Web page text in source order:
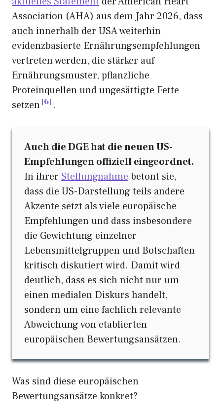
Association (AHA) aus dem Jahr 2026, dass
auch innerhalb der USA weiterhin
evidenzbasierte Ernährungsempfehlungen
vertreten werden, die stärker auf
Ernährungsmuster, pflanzliche
Proteinquellen und ungesättigte Fette
setzen 6 .
Auch die DGE hat die neuen US-
Empfehlungen offiziell eingeordnet.
In ihrer Stellungnahme betont sie,
dass die US-Darstellung teils andere
Akzente setzt als viele europäische
Empfehlungen und dass insbesondere
die Gewichtung einzelner
Lebensmittelgruppen und Botschaften
kritisch diskutiert wird. Damit wird
deutlich, dass es sich nicht nur um
einen medialen Diskurs handelt,
sondern um eine fachlich relevante
Abweichung von etablierten
europäischen Bewertungsansätzen.
Was sind diese europäischen
Bewertungsansätze konkret?